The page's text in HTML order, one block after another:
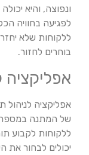
ונפוצה, והיא
לפגיעה בחוויה
ללקוחות שלא
בוחרים לחזור.
אפליקציה
אפליקציה לניהול
של המתנה
ללקוחות לקבוע
יכולים לבחור את